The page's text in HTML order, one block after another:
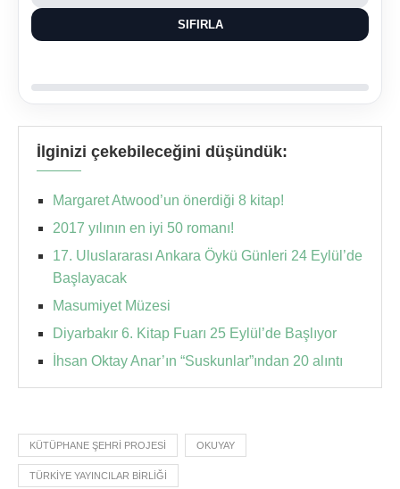
SIFIRLA
İlginizi çekebileceğini düşündük:
Margaret Atwood’un önerdiği 8 kitap!
2017 yılının en iyi 50 romanı!
17. Uluslararası Ankara Öykü Günleri 24 Eylül’de
Başlayacak
Masumiyet Müzesi
Diyarbakır 6. Kitap Fuarı 25 Eylül’de Başlıyor
İhsan Oktay Anar’ın “Suskunlar”ından 20 alıntı
KÜTÜPHANE ŞEHRI PROJESI OKUYAY
TÜRKIYE YAYINCILAR BIRLIĞI